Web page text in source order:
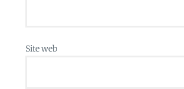
Site web